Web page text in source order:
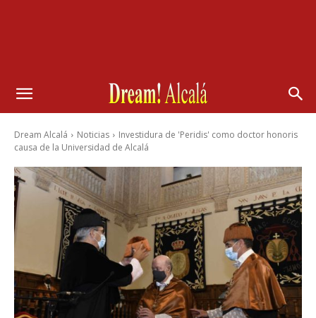
Dream Alcalá Noticias
Investidura de 'Peridis' como doctor honoris
causa de la Universidad de Alcalá